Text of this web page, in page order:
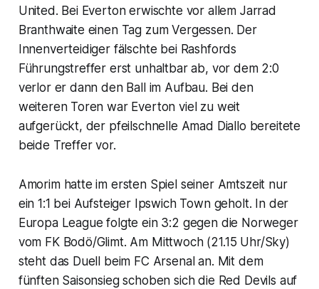
United. Bei Everton erwischte vor allem Jarrad
Branthwaite einen Tag zum Vergessen. Der
Innenverteidiger fälschte bei Rashfords
Führungstreffer erst unhaltbar ab, vor dem 2:0
verlor er dann den Ball im Aufbau. Bei den
weiteren Toren war Everton viel zu weit
aufgerückt, der pfeilschnelle Amad Diallo bereitete
beide Treffer vor.
Amorim hatte im ersten Spiel seiner Amtszeit nur
ein 1:1 bei Aufsteiger Ipswich Town geholt. In der
Europa League folgte ein 3:2 gegen die Norweger
vom FK Bodö/Glimt. Am Mittwoch (21.15 Uhr/Sky)
steht das Duell beim FC Arsenal an. Mit dem
fünften Saisonsieg schoben sich die Red Devils auf